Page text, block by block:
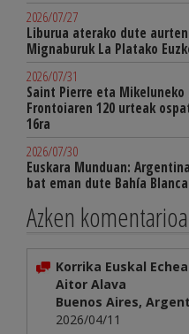
2026/07/27
Liburua aterako dute
Mignaburuk La Platako
2026/07/31
Saint Pierre eta Mikeluneko
Frontoiaren 120 urteak
16ra
2026/07/30
Euskara Munduan:
bat eman dute Bahía
Azken
Korrika Euskal
Aitor Alava
Buenos Aires,
2026/04/11